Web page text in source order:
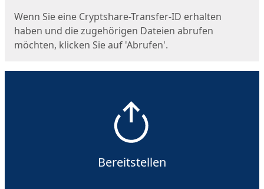
Wenn Sie eine Cryptshare-Transfer-ID erhalten
haben und die zugehörigen Dateien abrufen
möchten, klicken Sie auf 'Abrufen'.
Bereitstellen